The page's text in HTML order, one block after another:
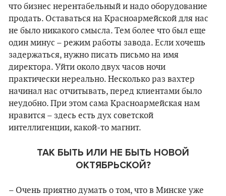
что бизнес нерентабельный и надо оборудование
продать. Оставаться на Красноармейской для нас
не было никакого смысла. Тем более что был еще
один минус – режим работы завода. Если хочешь
задержаться, нужно писать письмо на имя
директора. Уйти около двух часов ночи
практически нереально. Несколько раз вахтер
начинал нас отчитывать, перед клиентами было
неудобно. При этом сама Красноармейская нам
нравится – здесь есть дух советской
интеллигенции, какой-то магнит.
ТАК БЫТЬ ИЛИ НЕ БЫТЬ НОВОЙ
ОКТЯБРЬСКОЙ?
– Очень приятно думать о том, что в Минске уже